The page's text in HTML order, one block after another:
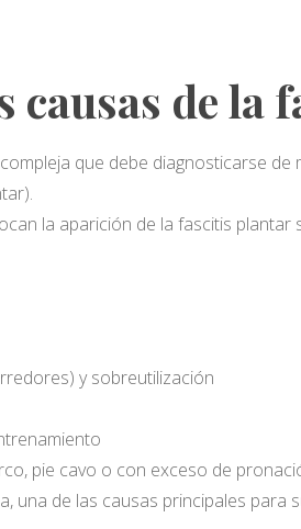
causas de
que debe diagnosticarse
la aparición de la fascitis plantar
y sobreutilización
pie cavo o con exceso de
una de las causas principales para